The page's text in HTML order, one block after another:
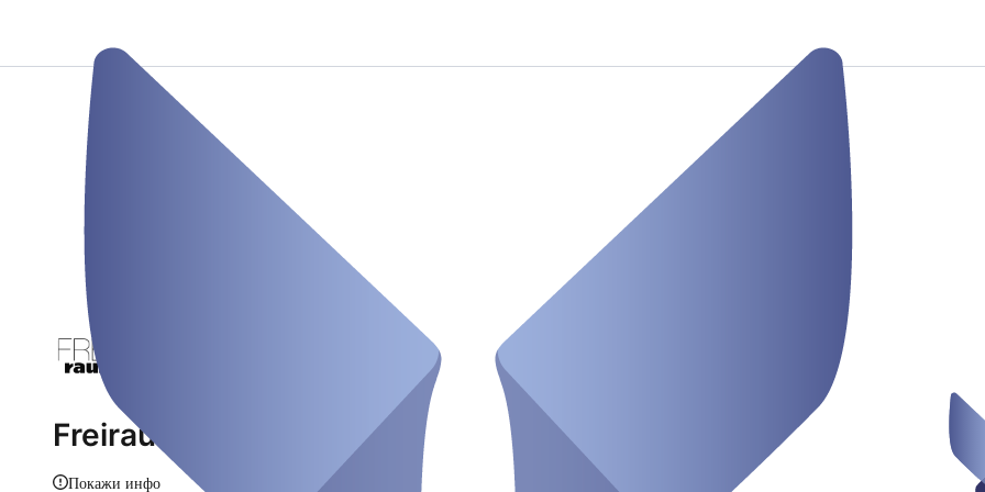
Freiraumquadrat
Покажи инфо